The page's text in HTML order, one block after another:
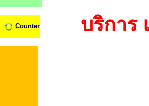
Counter บริการ